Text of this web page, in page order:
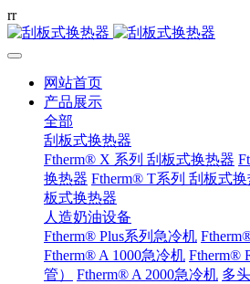
rr
网站首页
产品展示
全部
刮板式换热器
Ftherm® X 系列 刮板式换热器
换热器 Ftherm® T系列 刮板式换
板式换热器
人造奶油设备
Ftherm® Plus系列急冷机
Ftherm® A 1000急冷机 Ftherm®
管）
Ftherm® A 2000急冷机 多